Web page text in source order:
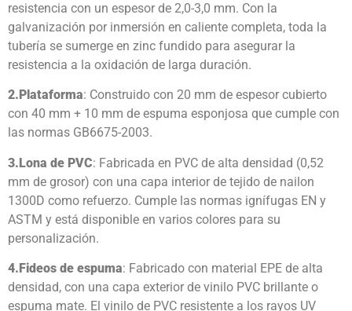
resistencia con un espesor de 2,0-3,0 mm. Con la
galvanización por inmersión en caliente completa, toda la
tubería se sumerge en zinc fundido para asegurar la
resistencia a la oxidación de larga duración.
2. Plataforma: Construido con 20 mm de espesor cubierto
con 40 mm + 10 mm de espuma esponjosa que cumple con
las normas GB6675-2003.
3.Lona de PVC: Fabricada en PVC de alta densidad (0,52
mm de grosor) con una capa interior de tejido de nailon
1300D como refuerzo. Cumple las normas ignífugas EN y
ASTM y está disponible en varios colores para su
personalización.
4. Fideos de espuma: Fabricado con material EPE de alta
densidad, con una capa exterior de vinilo PVC brillante o
espuma mate. El vinilo de PVC resistente a los rayos UV